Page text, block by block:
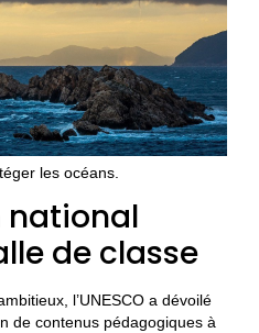
les océans.
national
de classe
l’UNESCO a dévoilé
de contenus pédagogiques à